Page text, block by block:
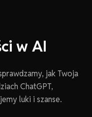
w AI
jak Twoja
ChatGPT,
luki i szanse.